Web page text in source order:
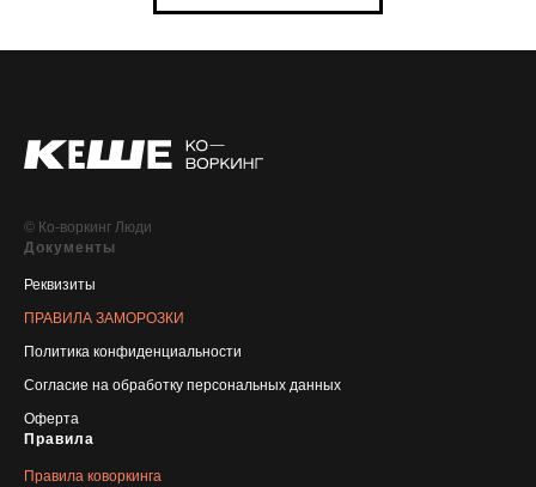
© Ко-воркинг Люди
Документы
Реквизиты
ПРАВИЛА ЗАМОРОЗКИ
Политика конфиденциальности
Согласие на обработку персональных данных
Оферта
Правила
Правила коворкинга